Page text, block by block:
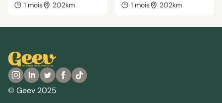
1 mois 202km 1 mois 202km
© Geev 2025